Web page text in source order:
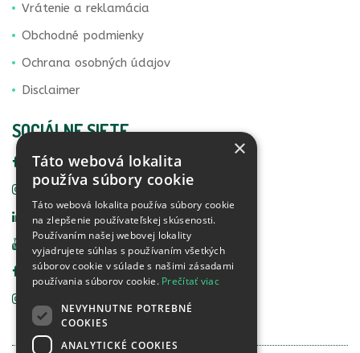
Vrátenie a reklamácia
Obchodné podmienky
Ochrana osobných údajov
Disclaimer
SOCIÁLNE SIETE
Facebook Vital Life
Instagram Vital Life
Linkedin Vital Life
YouTube Vital Life
Facebook Food Detective
×
Táto webová lokalita
používa súbory cookie
Táto webová lokalita používa súbory cookie
na zlepšenie používateľskej skúsenosti.
Používaním našej webovej lokality
vyjadrujete súhlas s používaním všetkých
súborov cookie v súlade s našimi zásadami
používania súborov cookie. Prečítať viac
NEVYHNUTNE POTREBNÉ
COOKIES
ANALYTICKÉ COOKIES